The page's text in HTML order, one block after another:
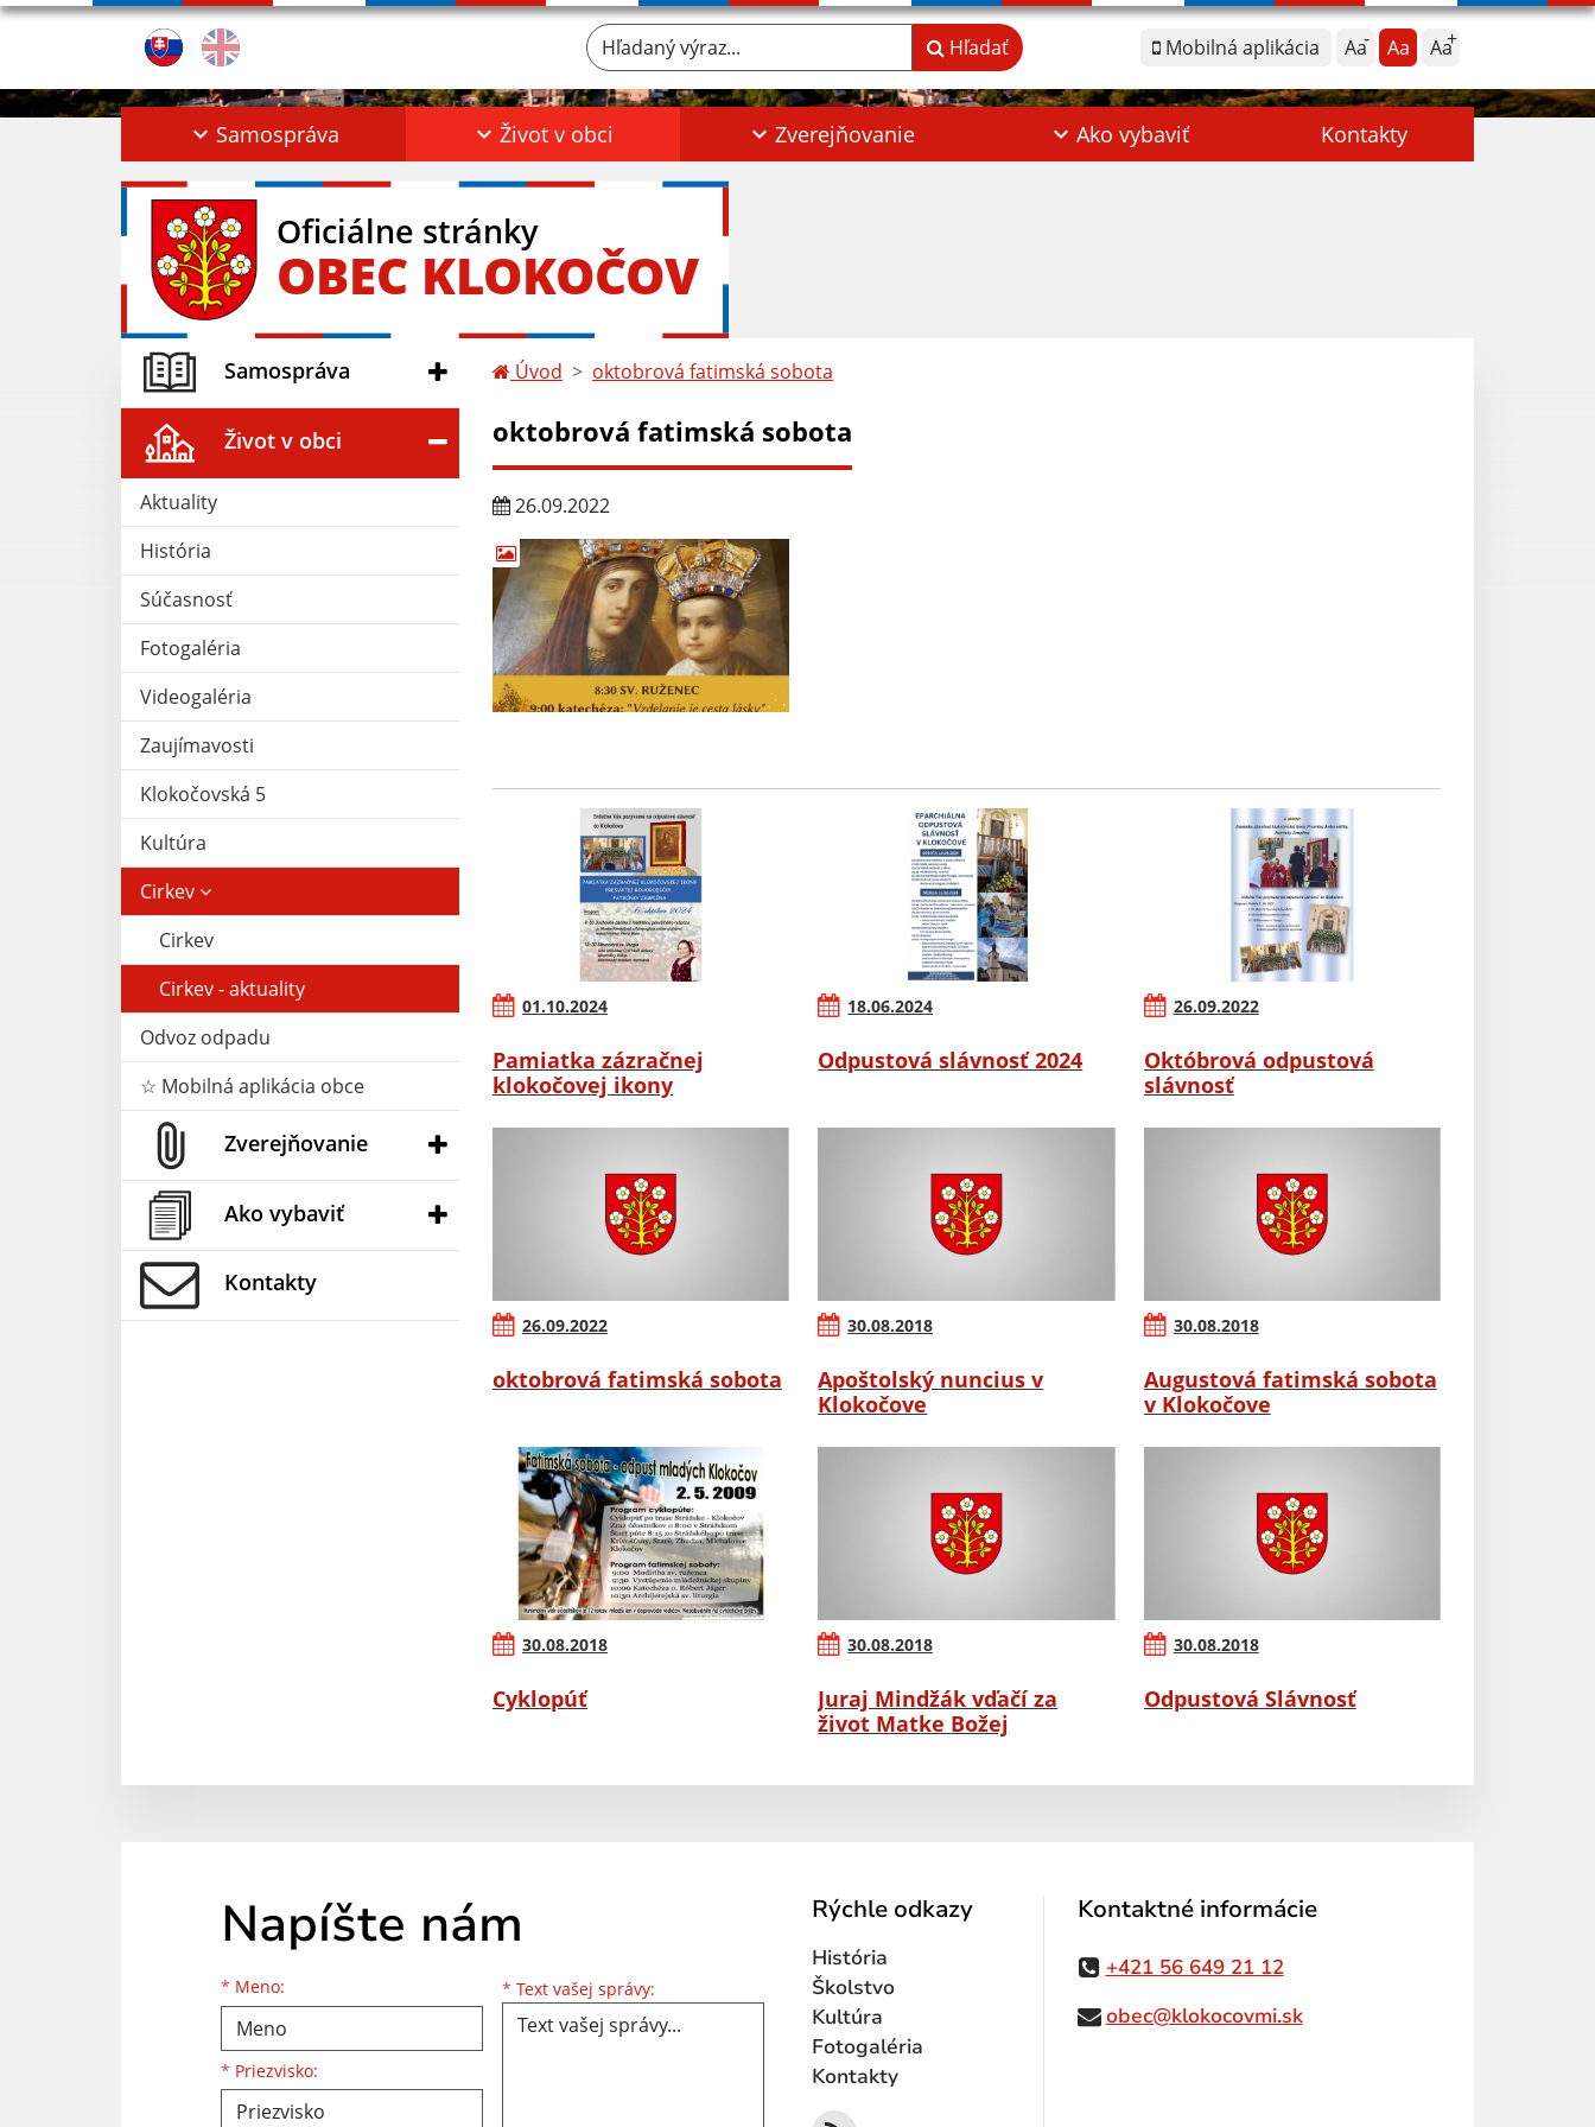
Mobilná aplikácia Aa Aa Aa
Hľadaný výraz... Hľadať
Samospráva Život v obci Zverejňovanie Ako vybaviť Kontakty
Oficiálne stránky
OBEC KLOKOČOV
Samospráva
Život v obci
Aktuality
História
Súčasnosť
Fotogaléria
Videogaléria
Zaujímavosti
Klokočovská 5
Kultúra
Cirkev
Cirkev
Cirkev - aktuality
Odvoz odpadu
☆ Mobilná aplikácia obce
Zverejňovanie
Ako vybaviť
Kontakty
Úvod oktobrová fatimská sobota
oktobrová fatimská sobota
26.09.2022
01.10.2024
Pamiatka zázračnej
klokočovej ikony
18.06.2024
Odpustová slávnosť 2024
26.09.2022
Októbrová odpustová
slávnosť
26.09.2022
oktobrová fatimská sobota
30.08.2018
Apoštolský nuncius v
Klokočove
30.08.2018
Augustová fatimská sobota
v Klokočove
30.08.2018
Cyklopúť
30.08.2018
Juraj Mindžák vďačí za
život Matke Božej
30.08.2018
Odpustová Slávnosť
Napíšte nám
* Meno:
Meno
* Priezvisko:
Priezvisko
E-mailová adresa * Text vašej správy: Text vašej správy...
Rýchle odkazy
História
Školstvo
Kultúra
Fotogaléria
Kontakty
Kontaktné informácie
+421 56 649 21 12
obec@klokocovmi.sk